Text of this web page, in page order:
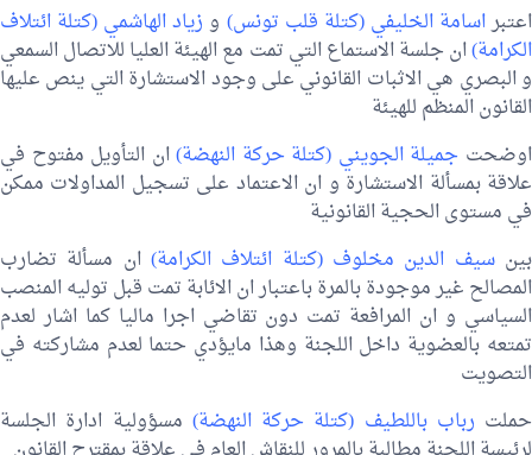
اعتبراسامة الخليفي (كتلة قلب تونس) و زياد الهاشمي (كتلة ائتلاف
الكرامة)ان جلسة الاستماع التي تمت مع الهيئة العليا للاتصال السمعي
و البصري هي الاثبات القانوني على وجود الاستشارة التي ينص عليها
القانون المنظم للهيئة
اوضحت جميلة الجويني (كتلة حركة النهضة)ان التأويل مفتوح في
علاقة بمسألة الاستشارة و ان الاعتماد على تسجيل المداولات ممكن
في مستوى الحجية القانونية
بينسيف الدين مخلوف (كتلة ائتلاف الكرامة) ان مسألة تضارب
المصالح غير موجودة بالمرة باعتبار ان الائابة تمت قبل توليه المنصب
السياسي و ان المرافعة تمت دون تقاضي اجرا ماليا كما اشار لعدم
تمتعه بالعضوية داخل اللجنة وهذا مايؤدي حتما لعدم مشاركته في
التصويت
حملت رباب باللطيف (كتلة حركة النهضة) مسؤولية ادارة الجلسة